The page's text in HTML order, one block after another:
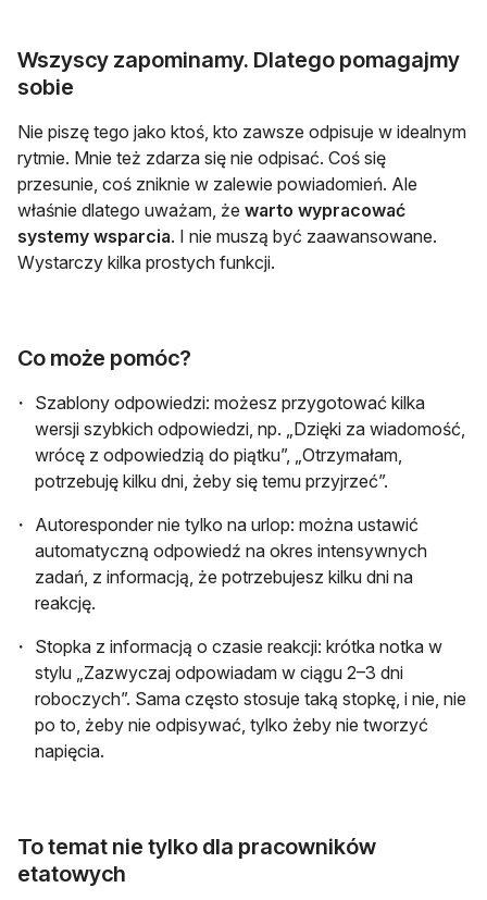
Wszyscy zapominamy. Dlatego pomagajmy
sobie
Nie piszę tego jako ktoś, kto zawsze odpisuje w idealnym
rytmie. Mnie też zdarza się nie odpisać. Coś się
przesunie, coś zniknie w zalewie powiadomień. Ale
właśnie dlatego uważam, że warto wypracować
systemy wsparcia. I nie muszą być zaawansowane.
Wystarczy kilka prostych funkcji.
Co może pomóc?
Szablony odpowiedzi: możesz przygotować kilka
wersji szybkich odpowiedzi, np. „Dzięki za wiadomość,
wrócę z odpowiedzią do piątku”, „Otrzymałam,
potrzebuję kilku dni, żeby się temu przyjrzeć”.
Autoresponder nie tylko na urlop: można ustawić
automatyczną odpowiedź na okres intensywnych
zadań, z informacją, że potrzebujesz kilku dni na
reakcję.
Stopka z informacją o czasie reakcji: krótka notka w
stylu „Zazwyczaj odpowiadam w ciągu 2–3 dni
roboczych”. Sama często stosuje taką stopkę, i nie, nie
po to, żeby nie odpisywać, tylko żeby nie tworzyć
napięcia.
To temat nie tylko dla pracowników
etatowych